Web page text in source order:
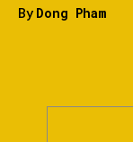
By Dong Pham